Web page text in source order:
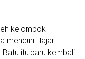
kelompok
mencuri Hajar
itu baru kembali